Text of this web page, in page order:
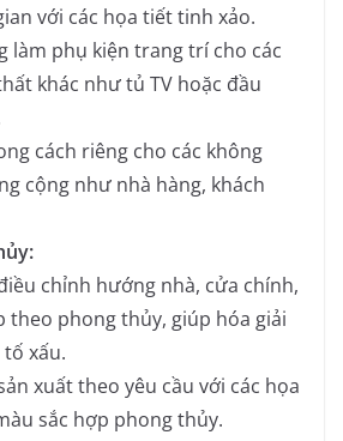
với các họa tiết tinh xảo.
làm phụ kiện trang trí cho các
khác như tủ TV hoặc đầu
cách riêng cho các không
cộng như nhà hàng, khách
chỉnh hướng nhà, cửa chính,
theo phong thủy, giúp hóa giải
tố xấu.
xuất theo yêu cầu với các họa
sắc hợp phong thủy.